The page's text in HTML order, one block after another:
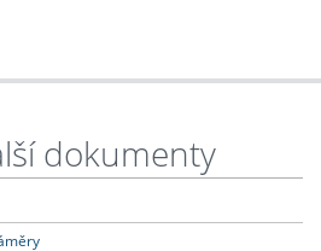
dokumenty